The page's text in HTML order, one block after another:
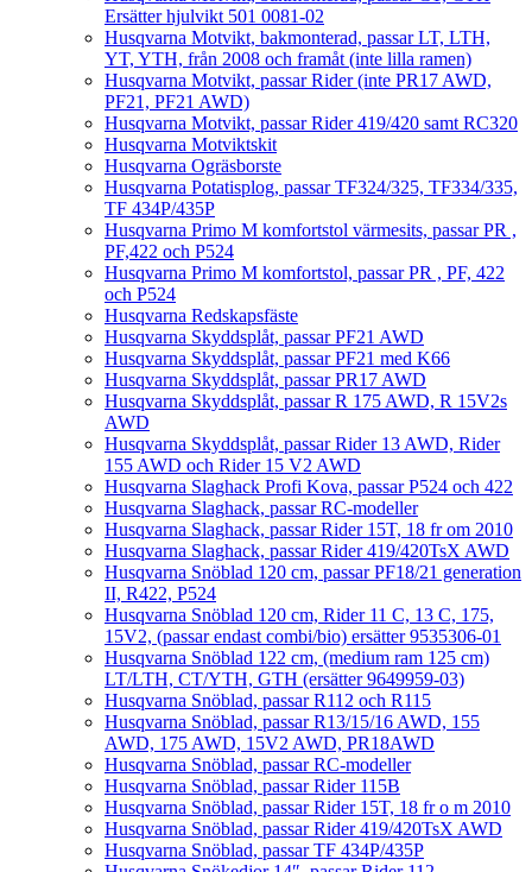
Ersätter hjulvikt 501 0081-02
Husqvarna Motvikt, bakmonterad, passar LT, LTH,
YT, YTH, från 2008 och framåt (inte lilla ramen)
Husqvarna Motvikt, passar Rider (inte PR17 AWD,
PF21, PF21 AWD)
Husqvarna Motvikt, passar Rider 419/420 samt RC320
Husqvarna Motviktskit
Husqvarna Ogräsborste
Husqvarna Potatisplog, passar TF324/325, TF334/335,
TF 434P/435P
Husqvarna Primo M komfortstol värmesits, passar PR ,
PF,422 och P524
Husqvarna Primo M komfortstol, passar PR , PF, 422
och P524
Husqvarna Redskapsfäste
Husqvarna Skyddsplåt, passar PF21 AWD
Husqvarna Skyddsplåt, passar PF21 med K66
Husqvarna Skyddsplåt, passar PR17 AWD
Husqvarna Skyddsplåt, passar R 175 AWD, R 15V2s
AWD
Husqvarna Skyddsplåt, passar Rider 13 AWD, Rider
155 AWD och Rider 15 V2 AWD
Husqvarna Slaghack Profi Kova, passar P524 och 422
Husqvarna Slaghack, passar RC-modeller
Husqvarna Slaghack, passar Rider 15T, 18 fr om 2010
Husqvarna Slaghack, passar Rider 419/420TsX AWD
Husqvarna Snöblad 120 cm, passar PF18/21 generation
II, R422, P524
Husqvarna Snöblad 120 cm, Rider 11 C, 13 C, 175,
15V2, (passar endast combi/bio) ersätter 9535306-01
Husqvarna Snöblad 122 cm, (medium ram 125 cm)
LT/LTH, CT/YTH, GTH (ersätter 9649959-03)
Husqvarna Snöblad, passar R112 och R115
Husqvarna Snöblad, passar R13/15/16 AWD, 155
AWD, 175 AWD, 15V2 AWD, PR18AWD
Husqvarna Snöblad, passar RC-modeller
Husqvarna Snöblad, passar Rider 115B
Husqvarna Snöblad, passar Rider 15T, 18 fr o m 2010
Husqvarna Snöblad, passar Rider 419/420TsX AWD
Husqvarna Snöblad, passar TF 434P/435P